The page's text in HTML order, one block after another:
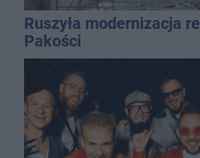
Ruszyła modernizacja
Pakości